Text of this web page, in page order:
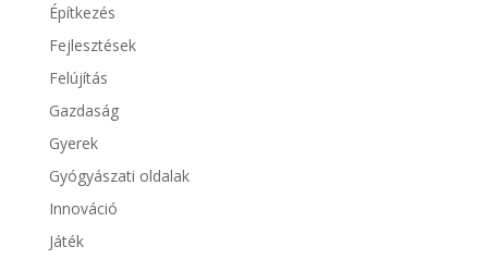
Építkezés
Fejlesztések
Felújítás
Gazdaság
Gyerek
Gyógyászati oldalak
Innováció
Játék